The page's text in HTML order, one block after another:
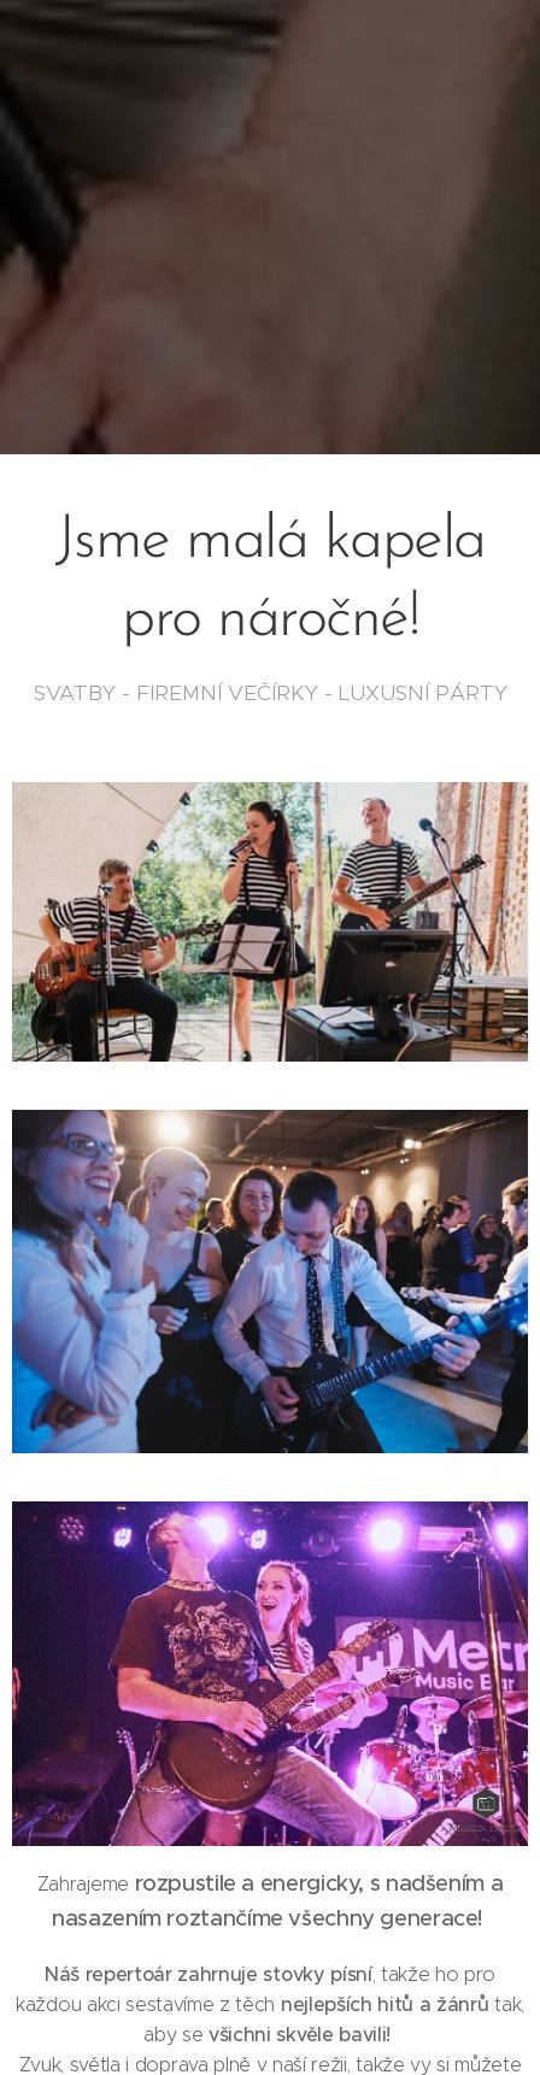
Jsme malá kapela
pro náročné!
SVATBY - FIREMNÍ VEČÍRKY - LUXUSNÍ PÁRTY
Zahrajeme rozpustile a energicky, s nadšením a
nasazením roztančíme všechny generace!
Náš repertoár zahrnuje stovky písní, takže ho pro
každou akci sestavíme z těch nejlepších hitů a žánrů tak,
aby sevšichni skvěle bavili!
Zvuk, světla i doprava plně v naší režii, takže vy si můžete